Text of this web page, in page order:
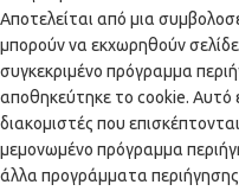
Αποτελείται από μια
μπορούν να εκχωρηθούν
συγκεκριμένο πρόγραμμα
αποθηκεύτηκε το cookie. Αυτό
διακομιστές που
μεμονωμένο πρόγραμμα
άλλα προγράμματα